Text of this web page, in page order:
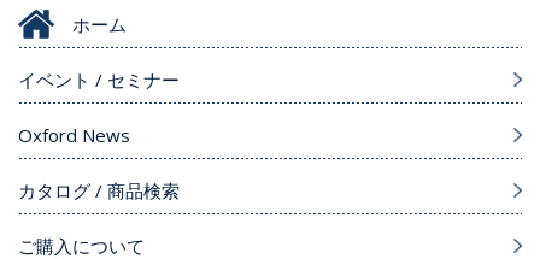
ホーム
イベント / セミナー
Oxford News
カタログ / 商品検索
ご購入について